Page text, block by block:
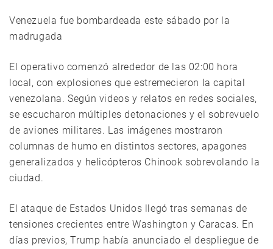
Venezuela fue bombardeada este sábado por la
madrugada
El operativo comenzó alrededor de las 02:00 hora
local, con explosiones que estremecieron la capital
venezolana. Según videos y relatos en redes sociales,
se escucharon múltiples detonaciones y el sobrevuelo
de aviones militares. Las imágenes mostraron
columnas de humo en distintos sectores, apagones
generalizados y helicópteros Chinook sobrevolando la
ciudad.
El ataque de Estados Unidos llegó tras semanas de
tensiones crecientes entre Washington y Caracas. En
días previos, Trump había anunciado el despliegue de